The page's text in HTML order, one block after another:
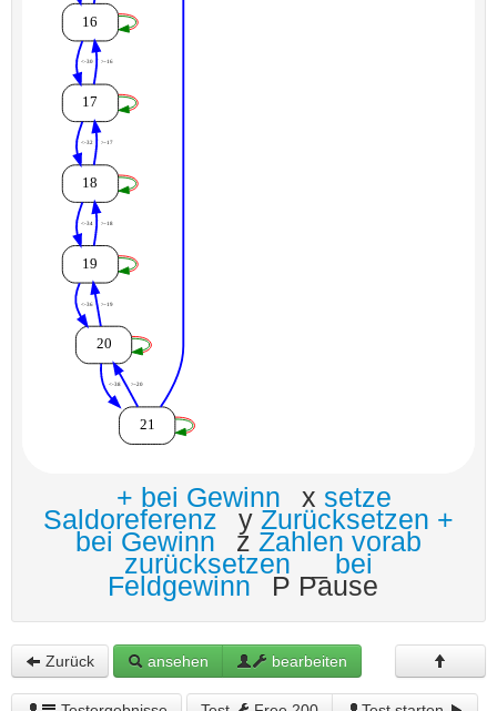
+ bei Gewinn x setze
Saldoreferenz yZurücksetzen +
bei Gewinn zZahlen vorab
zurücksetzen bei
Feldgewinn P Pause
Zurück ansehen bearbeiten